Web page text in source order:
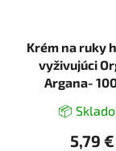
Krém na ruky
vyživujúci
Argana-
📦
5,79 €